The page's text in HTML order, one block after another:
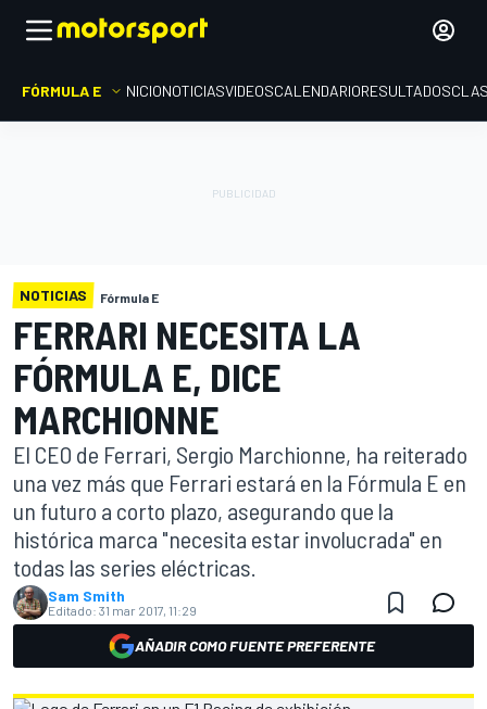
FÓRMULA E INICIONOTICIASVIDEOSCALENDARIORESULTADOS
NOTICIAS Fórmula E
FERRARI NECESITA LA
FÓRMULA E, DICE
MARCHIONNE
El CEO de Ferrari, Sergio Marchionne, ha reiterado
una vez más que Ferrari estará en la Fórmula E en
un futuro a corto plazo, asegurando que la
histórica marca "necesita estar involucrada" en
todas las series eléctricas.
Sam Smith
Editado: 31 mar 2017, 11:29
AÑADIR COMO FUENTE PREFERENTE